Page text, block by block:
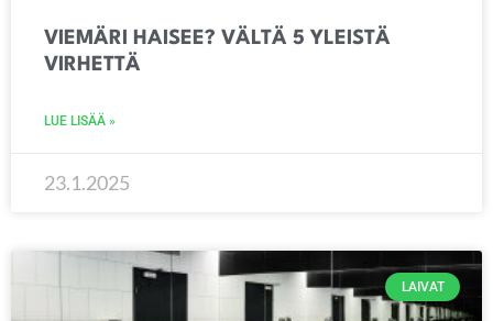
VIEMÄRI HAISEE? VÄLTÄ 5 YLEISTÄ
VIRHETTÄ
LUE LISÄÄ »
23.1.2025
LAIVAT